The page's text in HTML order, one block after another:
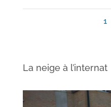
1
La neige à l’internat